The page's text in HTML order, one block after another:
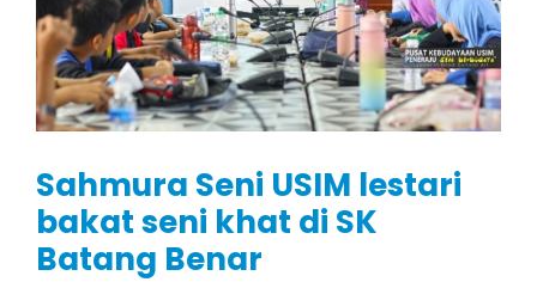
Sahmura Seni USIM lestari
bakat seni khat di SK
Batang Benar